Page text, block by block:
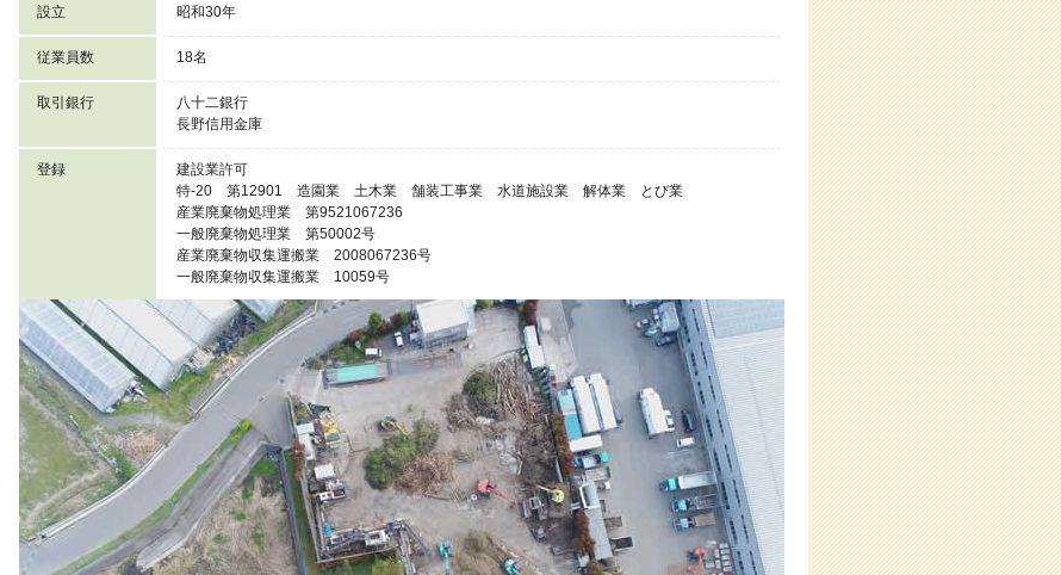
設立 昭和30年
従業員数 18名
取引銀行
八十二銀行
長野信用金庫
登録 建設業許可
特-20 第12901 造園業 土木業 舗装工事業 水道施設業 解体業 とび業
産業廃棄物処理業 第9521067236
一般廃棄物処理業 第50002号
産業廃棄物収集運搬業 2008067236号
一般廃棄物収集運搬業 10059号